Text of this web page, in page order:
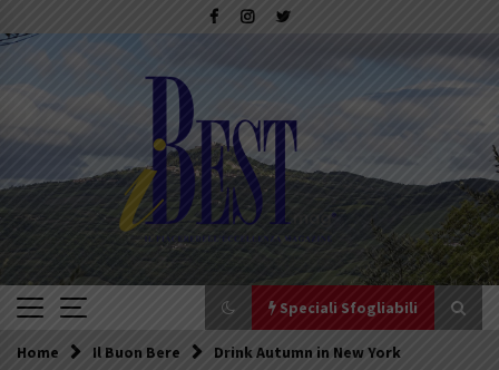
to
Speciali Sfogliabili
Speciali Sfogliabili
Home Il Buon Bere Drink Autumn in New York